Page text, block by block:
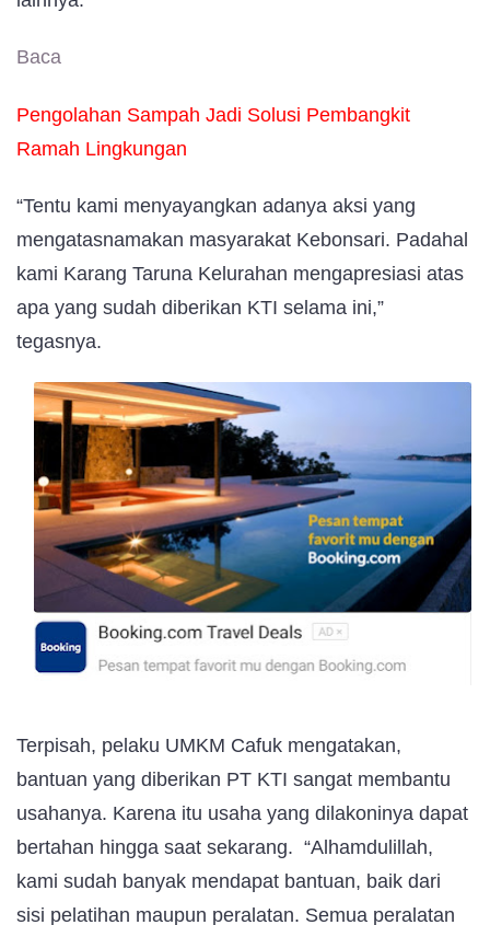
Baca
Pengolahan Sampah Jadi Solusi Pembangkit
Ramah Lingkungan
“Tentu kami menyayangkan adanya aksi yang
mengatasnamakan masyarakat Kebonsari. Padahal
kami Karang Taruna Kelurahan mengapresiasi atas
apa yang sudah diberikan KTI selama ini,”
tegasnya.
Terpisah, pelaku UMKM Cafuk mengatakan,
bantuan yang diberikan PT KTI sangat membantu
usahanya. Karena itu usaha yang dilakoninya dapat
bertahan hingga saat sekarang. “Alhamdulillah,
kami sudah banyak mendapat bantuan, baik dari
sisi pelatihan maupun peralatan. Semua peralatan